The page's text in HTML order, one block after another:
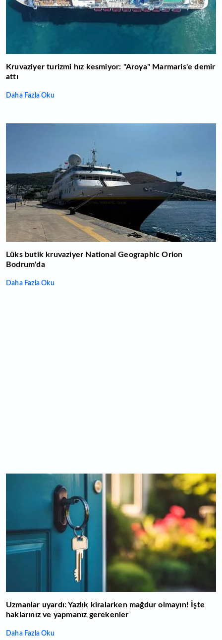
Kruvaziyer turizmi hız kesmiyor: "Aroya" Marmaris'e demir
attı
Daha Fazla Oku
Lüks butik kruvaziyer National Geographic Orion
Bodrum'da
Daha Fazla Oku
Uzmanlar uyardı: Yazlık kiralarken mağdur olmayın! İşte
haklarınız ve yapmanız gerekenler
Daha Fazla Oku